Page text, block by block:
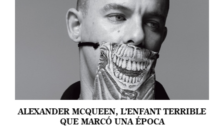
ALEXANDER MCQUEEN, L’ENFANT TERRIBLE
QUE MARCÓ UNA ÉPOCA